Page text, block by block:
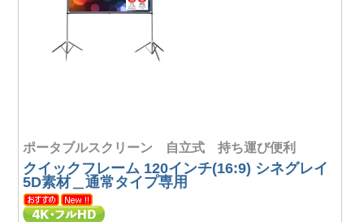
ポータブルスクリーン 自立式 持ち運び便利
クイックフレーム 120インチ(16:9) シネグレイ
5D素材＿通常タイプ専用